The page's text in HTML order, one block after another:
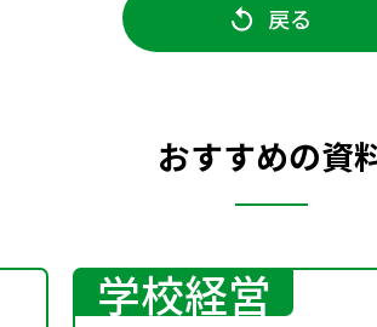
戻る
おすすめの資
学校経営